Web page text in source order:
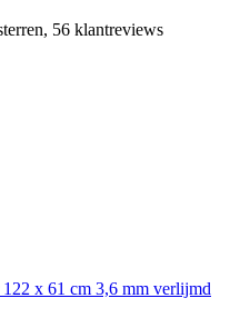
56 klantreviews
x 61 cm 3,6 mm verlijmd